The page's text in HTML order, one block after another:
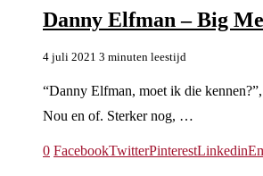
Danny Elfman – Big
4 juli 2021 3 minuten leestijd
“Danny Elfman, moet ik die
Nou en of. Sterker nog, …
0 FacebookTwitterPinterestLinkedin